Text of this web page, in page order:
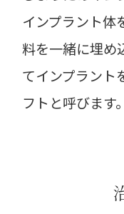
インプラント体
料を一緒に埋め
てインプラント
フトと呼びます。